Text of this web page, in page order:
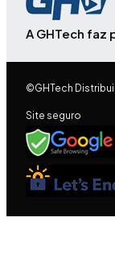
A GHTech faz
©GHTech
Site seguro